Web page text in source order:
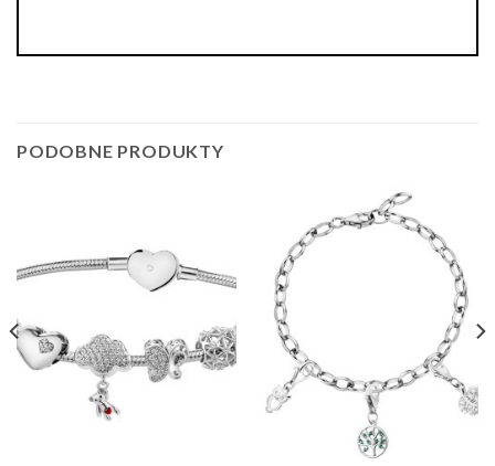
PODOBNE PRODUKTY